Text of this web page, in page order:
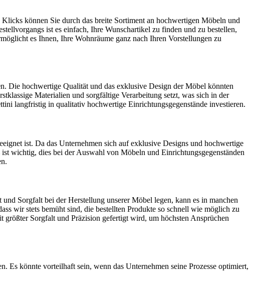
können Sie durch das breite Sortiment an hochwertigen Möbeln und
ist es einfach, Ihre Wunschartikel zu finden und zu bestellen,
es Ihnen, Ihre Wohnräume ganz nach Ihren Vorstellungen zu
Die hochwertige Qualität und das exklusive Design der Möbel könnten
Materialien und sorgfältige Verarbeitung setzt, was sich in der
langfristig in qualitativ hochwertige Einrichtungsgegenstände investieren.
ist. Da das Unternehmen sich auf exklusive Designs und hochwertige
wichtig, dies bei der Auswahl von Möbeln und Einrichtungsgegenständen
Sorgfalt bei der Herstellung unserer Möbel legen, kann es in manchen
wir stets bemüht sind, die bestellten Produkte so schnell wie möglich zu
Sorgfalt und Präzision gefertigt wird, um höchsten Ansprüchen
Es könnte vorteilhaft sein, wenn das Unternehmen seine Prozesse optimiert,